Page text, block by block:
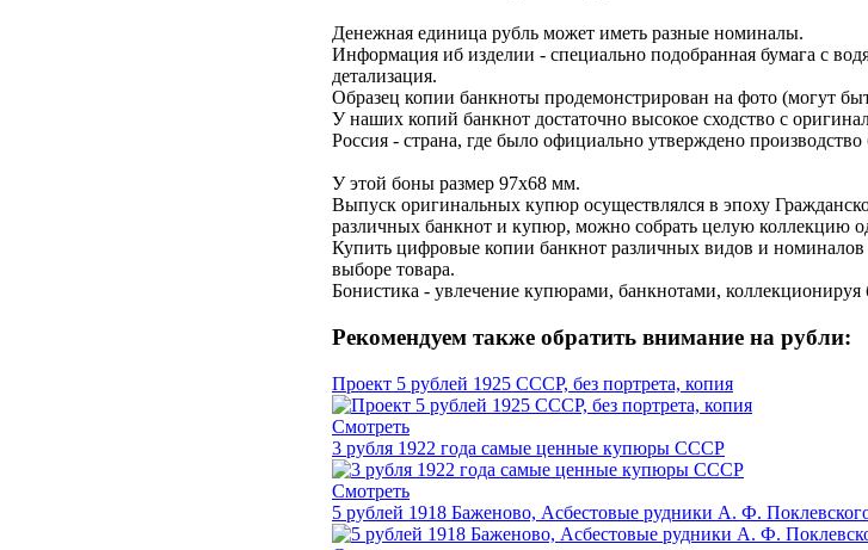
Денежная единица рубль может иметь разные номиналы.
Информация иб изделии - специально подобранная бумага с
детализация.
Образец копии банкноты продемонстрирован на фото (могут
У наших копий банкнот достаточно высокое сходство с
Россия - страна, где было официально утверждено производство
У этой боны размер 97х68 мм.
Выпуск оригинальных купюр осуществлялся в эпоху
различных банкнот и купюр, можно собрать целую коллекцию
Купить цифровые копии банкнот различных видов и
выборе товара.
Бонистика - увлечение купюрами, банкнотами,
Рекомендуем также обратить внимание на рубли:
Проект 5 рублей 1925 СССР, без портрета, копия
Смотреть
3 рубля 1922 года самые ценные купюры СССР
Смотреть
5 рублей 1918 Баженово, Асбестовые рудники А. Ф.